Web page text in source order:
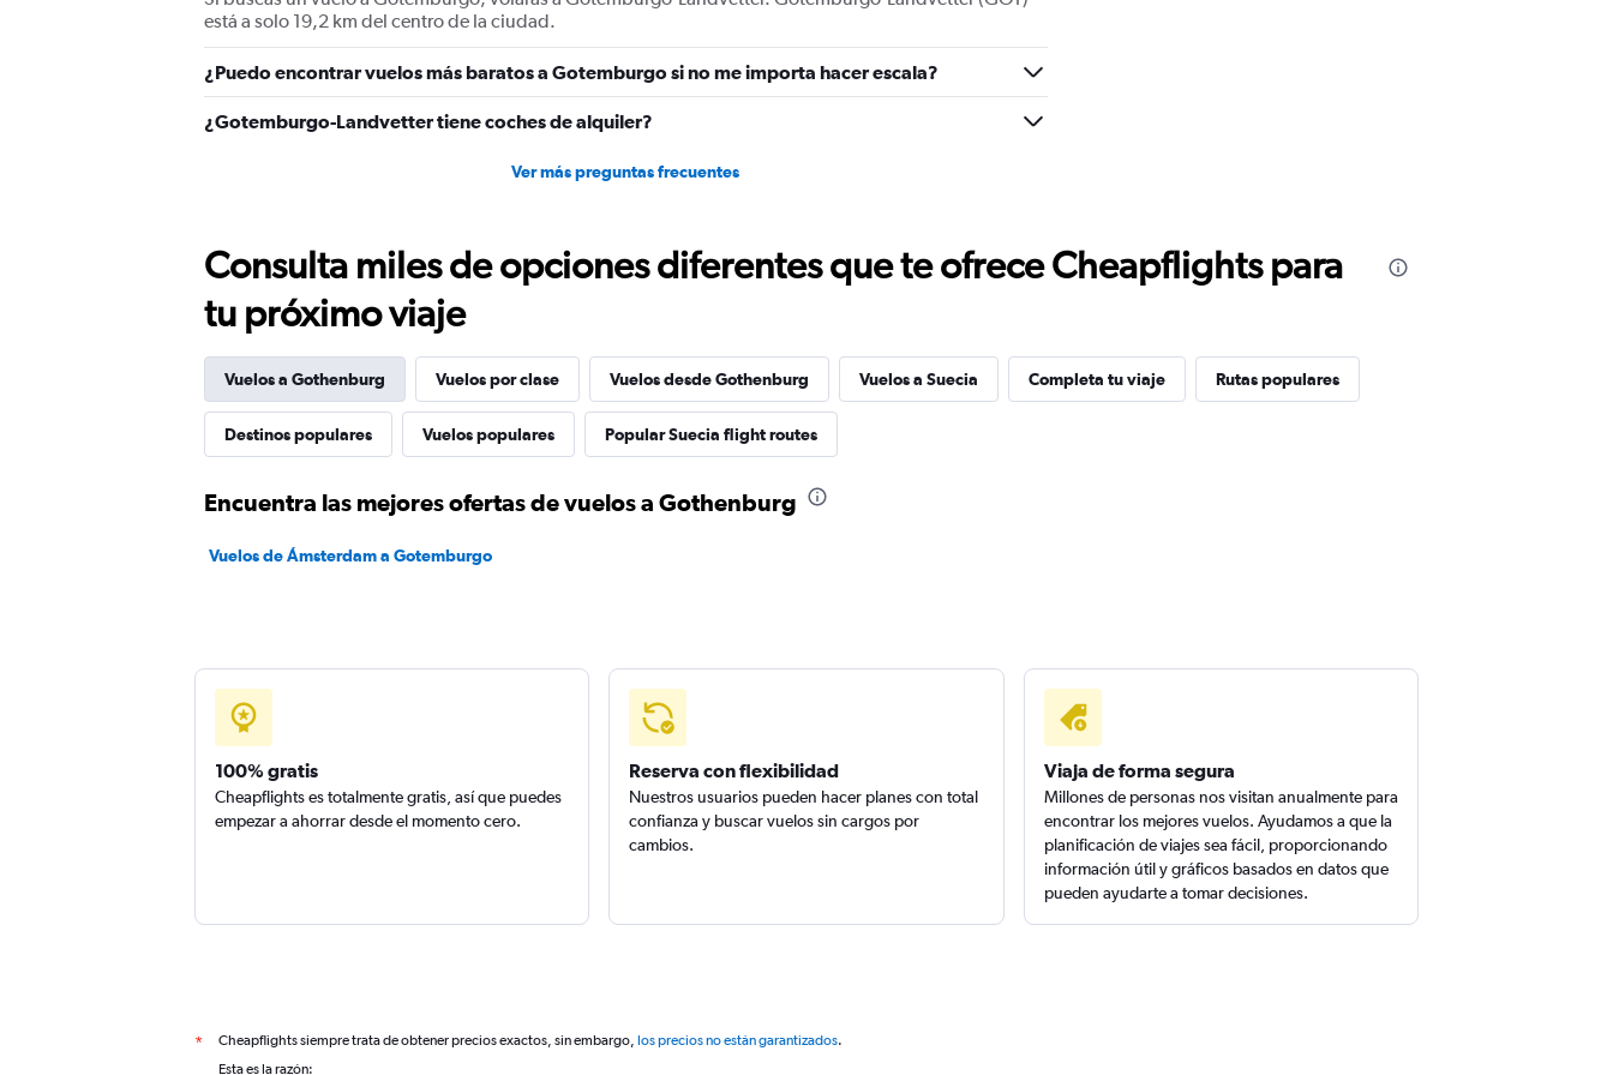
values.
Range:
0
to
900.
está a solo 19,2 km del centro de la ciudad.
¿Puedo encontrar vuelos más baratos a Gotemburgo si no me importa hacer escala?
¿Gotemburgo-Landvetter tiene coches de alquiler?
Ver más preguntas frecuentes
Consulta miles de opciones diferentes que te ofrece Cheapflights para
tu próximo viaje
Vuelos a Gothenburg Vuelos por clase Vuelos desde Gothenburg Vuelos a Suecia Completa tu viaje Rutas populares
Destinos populares Vuelos populares Popular Suecia flight routes
Encuentra las mejores ofertas de vuelos a Gothenburg
Vuelos de Ámsterdam a Gotemburgo
100% gratis
Cheapflights es totalmente gratis, así que puedes
empezar a ahorrar desde el momento cero.
Reserva con flexibilidad
Nuestros usuarios pueden hacer planes con total
confianza y buscar vuelos sin cargos por
cambios.
Viaja de forma segura
Millones de personas nos visitan anualmente para
encontrar los mejores vuelos. Ayudamos a que la
planificación de viajes sea fácil, proporcionando
información útil y gráficos basados en datos que
pueden ayudarte a tomar decisiones.
* Cheapflights siempre trata de obtener precios exactos, sin embargo, los precios no están garantizados.
Esta es la razón: